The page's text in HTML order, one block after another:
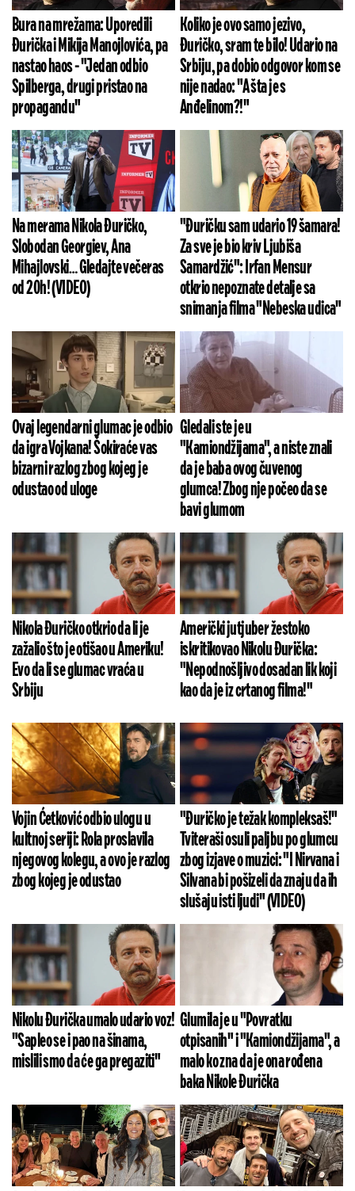
Bura na mrežama: Uporedili
Đurička i Mikija Manojlovića, pa
nastao haos - "Jedan odbio
Spilberga, drugi pristao na
propagandu"
Koliko je ovo samo jezivo,
Đuričko, sram te bilo! Udario na
Srbiju, pa dobio odgovor kom se
nije nadao: "A šta je s
Anđelinom?!"
Na merama Nikola Đuričko,
Slobodan Georgiev, Ana
Mihajlovski… Gledajte večeras
od 20h! (VIDEO)
"Đuričku sam udario 19 šamara!
Za sve je bio kriv Ljubiša
Samardžić": Irfan Mensur
otkrio nepoznate detalje sa
snimanja filma "Nebeska udica"
Ovaj legendarni glumac je odbio
da igra Vojkana! Šokiraće vas
bizarni razlog zbog kojeg je
odustao od uloge
Gledali ste je u
"Kamiondžijama", a niste znali
da je baba ovog čuvenog
glumca! Zbog nje počeo da se
bavi glumom
Nikola Đuričko otkrio da li je
zažalio što je otišao u Ameriku!
Evo da li se glumac vraća u
Srbiju
Američki jutjuber žestoko
iskritikovao Nikolu Đurička:
"Nepodnošljivo dosadan lik koji
kao da je iz crtanog filma!"
Vojin Ćetković odbio ulogu u
kultnoj seriji: Rola proslavila
njegovog kolegu, a ovo je razlog
zbog kojeg je odustao
"Đuričko je težak kompleksaš!"
Tviteraši osuli paljbu po glumcu
zbog izjave o muzici: "I Nirvana i
Silvana bi pošizeli da znaju da ih
slušaju isti ljudi" (VIDEO)
Nikolu Đurička umalo udario voz!
"Sapleo se i pao na šinama,
mislili smo da će ga pregaziti"
Glumila je u "Povratku
otpisanih" i "Kamiondžijama", a
malo ko zna da je ona rođena
baka Nikole Đurička